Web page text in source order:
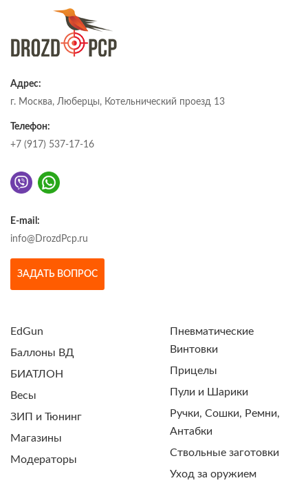
Адрес:
г. Москва, Люберцы, Котельнический проезд 13
Телефон:
+7 (917) 537-17-16
E-mail:
info@DrozdPcp.ru
ЗАДАТЬ ВОПРОС
EdGun
Баллоны ВД
БИАТЛОН
Весы
ЗИП и Тюнинг
Магазины
Модераторы
Пневматические
Винтовки
Прицелы
Пули и Шарики
Ручки, Сошки, Ремни,
Антабки
Ствольные заготовки
Уход за оружием